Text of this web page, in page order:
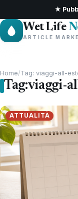
★
Wet Life
ARTICLE
Home/Tag: viaggi-all-
Tag:viaggi-
ATTUALITÀ